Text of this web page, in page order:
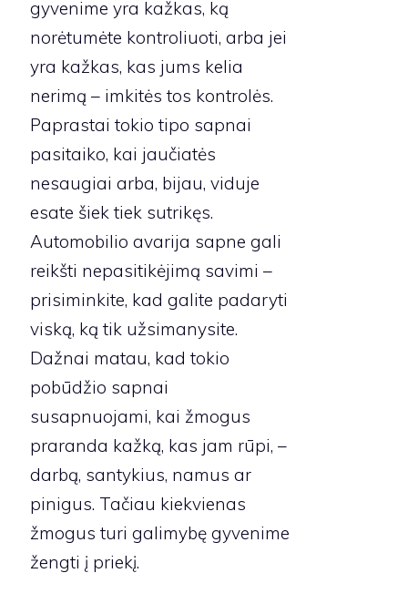
gyvenime yra kažkas, ką
norėtumėte kontroliuoti, arba jei
yra kažkas, kas jums kelia
nerimą – imkitės tos kontrolės.
Paprastai tokio tipo sapnai
pasitaiko, kai jaučiatės
nesaugiai arba, bijau, viduje
esate šiek tiek sutrikęs.
Automobilio avarija sapne gali
reikšti nepasitikėjimą savimi –
prisiminkite, kad galite padaryti
viską, ką tik užsimanysite.
Dažnai matau, kad tokio
pobūdžio sapnai
susapnuojami, kai žmogus
praranda kažką, kas jam rūpi, –
darbą, santykius, namus ar
pinigus. Tačiau kiekvienas
žmogus turi galimybę gyvenime
žengti į priekį.